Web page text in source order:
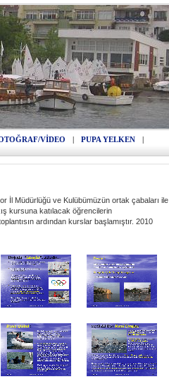
VİDEO | PUPA YELKEN
|
İl Müdürlüğü ve Kulübümüzün ortak çabaları ile
kursuna katılacak öğrencilerin
ardından kurslar başlamıştır. 2010